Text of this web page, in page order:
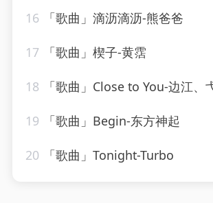
16 「歌曲」滴沥滴沥-熊爸爸
17 「歌曲」楔子-黄霑
18 「歌曲」Close to You-边江、
19 「歌曲」Begin-东方神起
20 「歌曲」Tonight-Turbo